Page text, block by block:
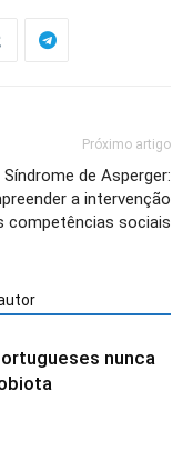
Próximo artigo
Síndrome de Asperger:
a intervenção
competências sociais
nunca